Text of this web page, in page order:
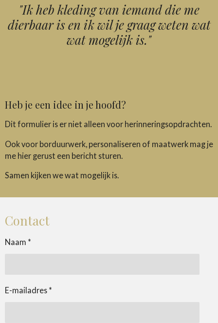
"Ik heb kleding van iemand die me
dierbaar is en ik wil je graag weten wat
wat mogelijk is."
Heb je een idee in je hoofd?
Dit formulier is er niet alleen voor herinneringsopdrachten.
Ook voor borduurwerk, personaliseren of maatwerk mag je
me hier gerust een bericht sturen.
Samen kijken we wat mogelijk is.
Contact
Naam *
E-mailadres *